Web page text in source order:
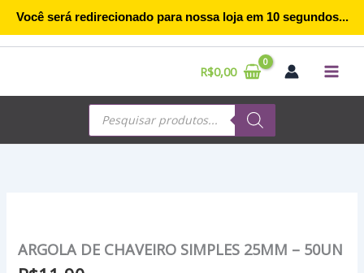
o
R$0,00
Pesquisar
produtos
ARGOLA DE CHAVEIRO SIMPLES 25MM – 50UN
Você será redirecionado para nossa loja em 10segundos...